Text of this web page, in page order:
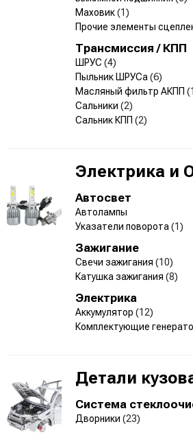
Маховик(1)
Прочие элементы
Трансмиссия / КПП
ШРУС (4)
Пыльник ШРУСа (6)
Масляный фильтр АКПП
Сальники (2)
Сальник КПП (2)
Электрика и
Автосвет
Автолампы
Указатели поворота (1)
Зажигание
Свечи зажигания (10)
Катушка зажигания (8)
Электрика
Аккумулятор (12)
Комплектующие
Детали
Система
Дворники (23)